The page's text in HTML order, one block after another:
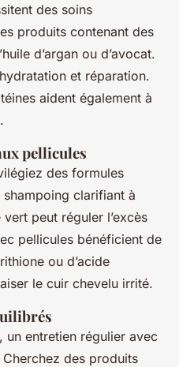
des soins
produits contenant des
d’argan ou d’avocat.
et réparation.
aident également à
pellicules
des formules
clarifiant à
peut réguler l’excès
pellicules bénéficient de
ou d’acide
le cuir chevelu irrité.
un entretien régulier avec
des produits